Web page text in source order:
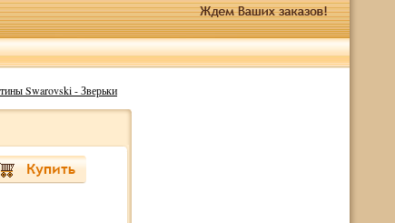
Swarovski - Зверьки